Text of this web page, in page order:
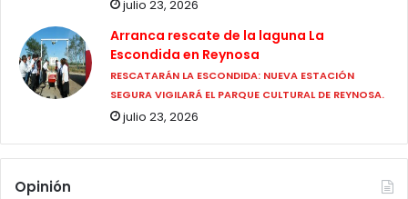
julio 23, 2026
Arranca rescate de la laguna La
Escondida en Reynosa
RESCATARÁN LA ESCONDIDA: NUEVA ESTACIÓN
SEGURA VIGILARÁ EL PARQUE CULTURAL DE REYNOSA.
julio 23, 2026
Opinión